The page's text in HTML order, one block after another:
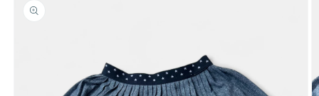
produits